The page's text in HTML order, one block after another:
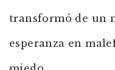
transformó de un
esperanza en